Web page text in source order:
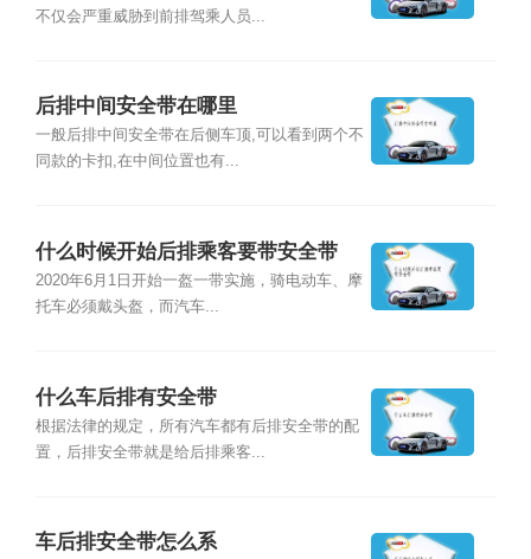
不仅会严重威胁到前排驾乘人员...
后排中间安全带在哪里
一般后排中间安全带在后侧车顶,可以看到两个不
同款的卡扣,在中间位置也有...
什么时候开始后排乘客要带安全带
2020年6月1日开始一盔一带实施，骑电动车、摩
托车必须戴头盔，而汽车...
什么车后排有安全带
根据法律的规定，所有汽车都有后排安全带的配
置，后排安全带就是给后排乘客...
车后排安全带怎么系